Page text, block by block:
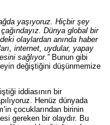
yaşıyoruz. Hiçbir şey
Dünya global bir
olaylardan anında haber
internet, uydular, yapay
sağlıyor.”Bunun gibi
değiştiğini düşünmemize
iddiasının bir
Henüz dünyada
çocuklarından birinin
gereken bir olaydır. Bu